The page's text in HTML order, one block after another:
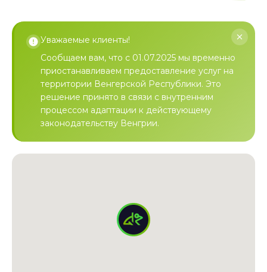
Уважаемые клиенты!
Сообщаем вам, что с 01.07.2025 мы временно
приостанавливаем предоставление услуг на
территории Венгерской Республики. Это
решение принято в связи с внутренним
процессом адаптации к действующему
законодательству Венгрии.